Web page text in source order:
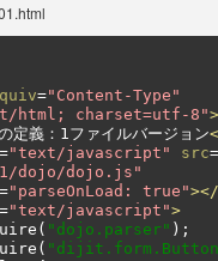
="Content-Type"
html; charset=utf-8">
定義：1ファイルバージョン
="text/javascript" src=
dojo/dojo.js"
="parseOnLoad: true"
="text/javascript">
( "dojo.parser" );
(